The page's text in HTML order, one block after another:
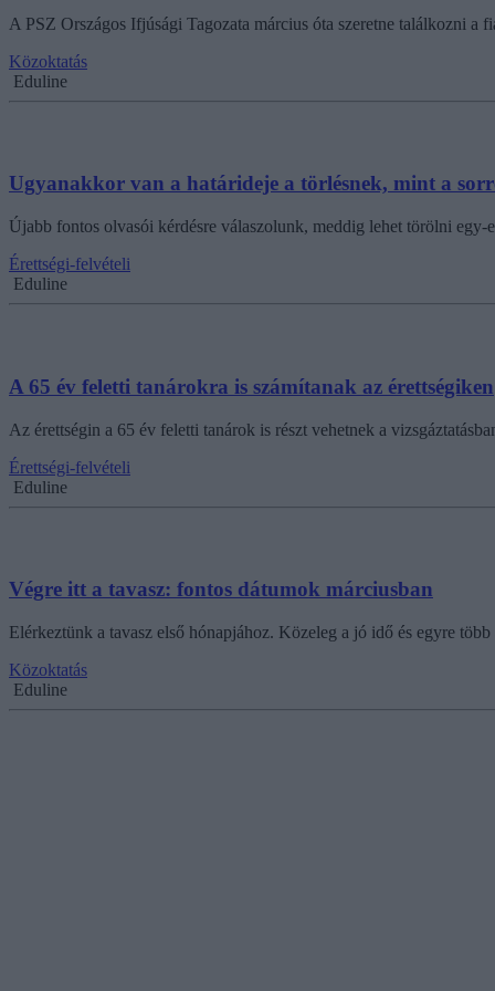
A PSZ Országos Ifjúsági Tagozata március óta szeretne találkozni
Közoktatás
Eduline
Ugyanakkor van a határideje a törlésnek, mint a
Újabb fontos olvasói kérdésre válaszolunk, meddig lehet törölni
Érettségi-felvételi
Eduline
A 65 év feletti tanárokra is számítanak az érettségiken
Az érettségin a 65 év feletti tanárok is részt vehetnek a
Érettségi-felvételi
Eduline
Végre itt a tavasz: fontos dátumok márciusban
Elérkeztünk a tavasz első hónapjához. Közeleg a jó idő és egyre
Közoktatás
Eduline